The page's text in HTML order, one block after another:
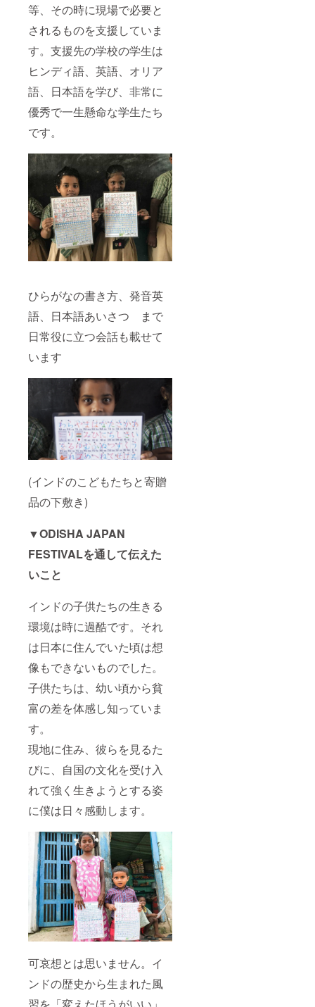
等、その時に現場で必要と
されるものを支援していま
す。支援先の学校の学生は
ヒンディ語、英語、オリア
語、日本語を学び、非常に
優秀で一生懸命な学生たち
です。
ひらがなの書き方、発音英
語、日本語あいさつ まで
日常役に立つ会話も載せて
います
(インドのこどもたちと寄贈
品の下敷き)
▼ODISHA JAPAN
FESTIVALを通して伝えた
いこと
インドの子供たちの生きる
環境は時に過酷です。それ
は日本に住んでいた頃は想
像もできないものでした。
子供たちは、幼い頃から貧
富の差を体感し知っていま
す。
現地に住み、彼らを見るた
びに、自国の文化を受け入
れて強く生きようとする姿
に僕は日々感動します。
可哀想とは思いません。イ
ンドの歴史から生まれた風